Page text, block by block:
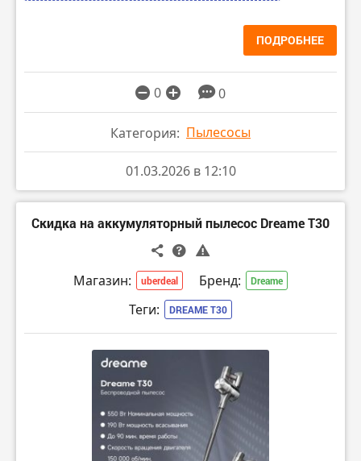
ПОДРОБНЕЕ
0 0
Категория: Пылесосы
01.03.2026 в 12:10
Скидка на аккумуляторный пылесос Dreame T30
Магазин: uberdeal Бренд: Dreame
Теги: DREAME T30